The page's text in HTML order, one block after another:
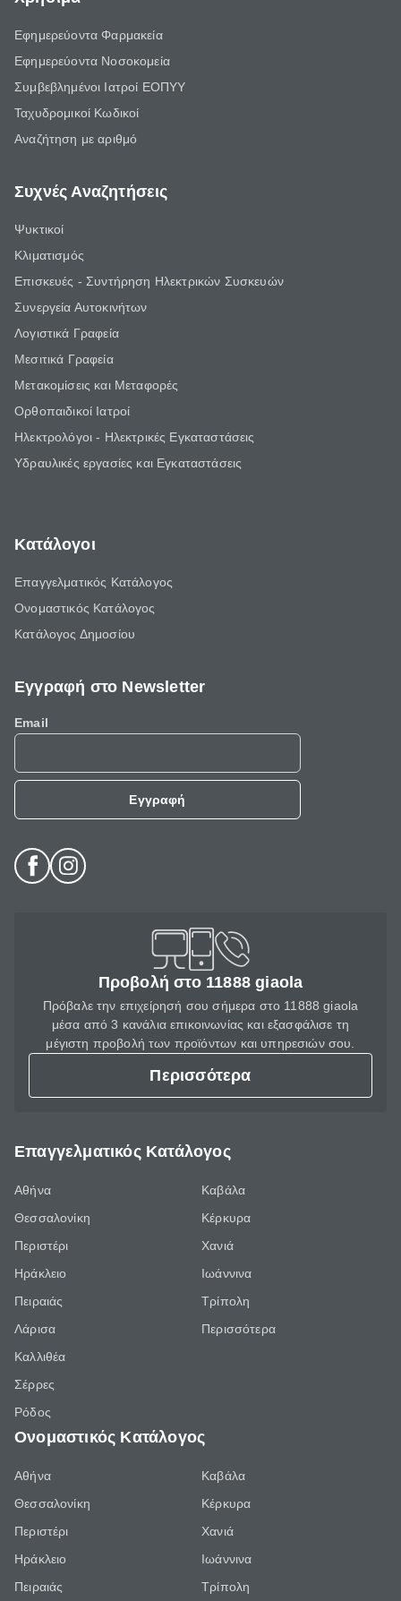
Εφημερεύοντα Φαρμακεία
Εφημερεύοντα Νοσοκομεία
Συμβεβλημένοι Ιατροί ΕΟΠΥΥ
Ταχυδρομικοί Κωδικοί
Αναζήτηση με αριθμό
Συχνές Αναζητήσεις
Ψυκτικοί
Κλιματισμός
Επισκευές - Συντήρηση Ηλεκτρικών Συσκευών
Συνεργεία Αυτοκινήτων
Λογιστικά Γραφεία
Μεσιτικά Γραφεία
Μετακομίσεις και Μεταφορές
Ορθοπαιδικοί Ιατροί
Ηλεκτρολόγοι - Ηλεκτρικές Εγκαταστάσεις
Υδραυλικές εργασίες και Εγκαταστάσεις
Κατάλογοι
Επαγγελματικός Κατάλογος
Ονομαστικός Κατάλογος
Κατάλογος Δημοσίου
Εγγραφή στο Newsletter
Email
Εγγραφή
Προβολή στο 11888 giaola
Πρόβαλε την επιχείρησή σου σήμερα στο 11888 giaola
μέσα από 3 κανάλια επικοινωνίας και εξασφάλισε τη
μέγιστη προβολή των προϊόντων και υπηρεσιών σου.
Περισσότερα
Επαγγελματικός Κατάλογος
Αθήνα
Θεσσαλονίκη
Περιστέρι
Ηράκλειο
Πειραιάς
Λάρισα
Καλλιθέα
Σέρρες
Ρόδος
Καβάλα
Κέρκυρα
Χανιά
Ιωάννινα
Τρίπολη
Περισσότερα
Ονομαστικός Κατάλογος
Αθήνα
Θεσσαλονίκη
Περιστέρι
Ηράκλειο
Πειραιάς
Καβάλα
Κέρκυρα
Χανιά
Ιωάννινα
Τρίπολη